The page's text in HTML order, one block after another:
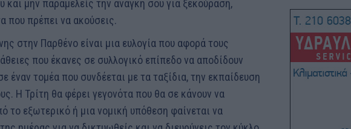
και μην παραμελείς την ανάγκη σου για ξεκούραση,
που πρέπει να ακούσεις.
στην Παρθένο είναι μια ευλογία που αφορά τους
που έκανες σε συλλογικό επίπεδο να αποδίδουν
τομέα που συνδέεται με τα ταξίδια, την εκπαίδευση
Η Τρίτη θα φέρει γεγονότα που θα σε κάνουν να
το εξωτερικό ή μια νομική υπόθεση φαίνεται να